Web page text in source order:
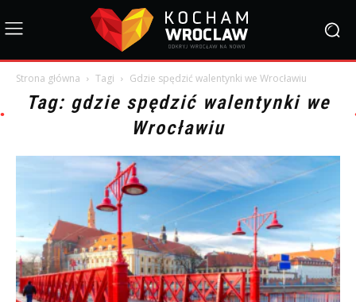
Strona główna Tagi Gdzie spędzić walentynki we Wrocławiu
Tag: gdzie spędzić walentynki we
Wrocławiu